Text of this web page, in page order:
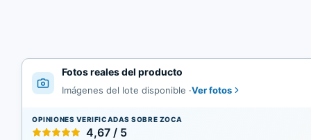
Fotos reales del producto
Imágenes del lote disponible ·Ver fotos
OPINIONES VERIFICADAS SOBRE ZOCA
4,67 / 5